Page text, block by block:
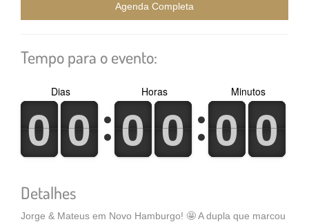
Agenda Completa
Tempo para o evento:
0
0
1
1 0
0
1
1
Dias
0
0
1
1 0
0
1
1
Horas
0
0
1
1 0
0
1
1
Minutos
Detalhes
Jorge & Mateus em Novo Hamburgo! 🤩 A dupla que marcou